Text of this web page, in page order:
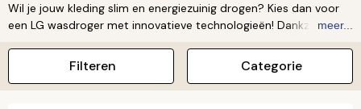
Wil je jouw kleding slim en energiezuinig drogen? Kies dan voor
een LG wasdroger met innovatieve technologieën! Dankzij
langer mooi en bespaar je flink op je energierekening. Bovendien
zijn veel modellen eenvoudig te bedienen via je smartphone voor
ultiem gemak.
meer...
Categorie
Filteren